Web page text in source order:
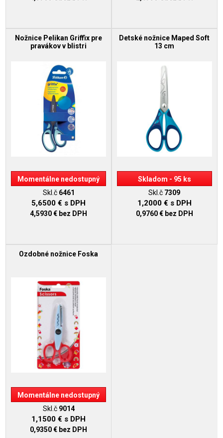
Nožnice Pelikan Griffix pre
pravákov v blistri
Momentálne nedostupný
Skl.č 6461
5,6500 € s DPH
4,5930 € bez DPH
Detské nožnice Maped Soft
13 cm
Skladom - 95 ks
Skl.č 7309
1,2000 € s DPH
0,9760 € bez DPH
Ozdobné nožnice Foska
Momentálne nedostupný
Skl.č 9014
1,1500 € s DPH
0,9350 € bez DPH